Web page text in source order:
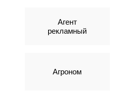
Агент
рекламный
Агроном